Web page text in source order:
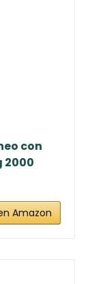
con
2000
Amazon